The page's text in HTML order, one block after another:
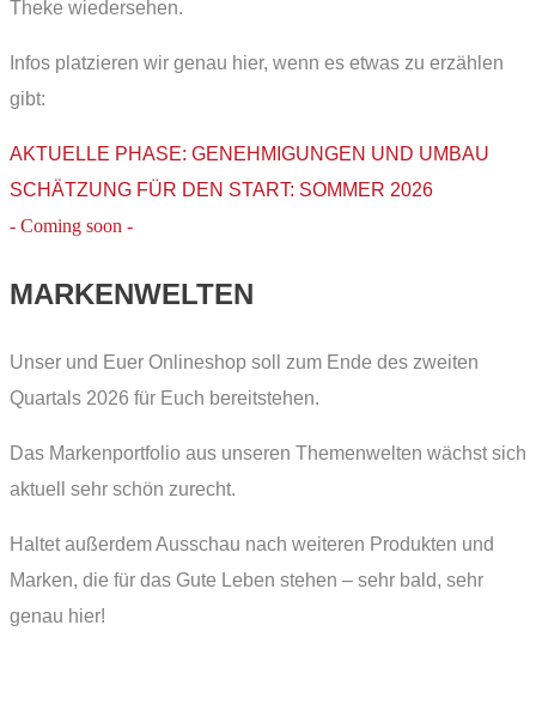
Theke wiedersehen.
Infos platzieren wir genau hier, wenn es etwas zu erzählen
gibt:
AKTUELLE PHASE: GENEHMIGUNGEN UND UMBAU
SCHÄTZUNG FÜR DEN START: SOMMER 2026
- Coming soon -
MARKENWELTEN
Unser und Euer Onlineshop soll zum Ende des zweiten
Quartals 2026 für Euch bereitstehen.
Das Markenportfolio aus unseren Themenwelten wächst sich
aktuell sehr schön zurecht.
Haltet außerdem Ausschau nach weiteren Produkten und
Marken, die für das Gute Leben stehen – sehr bald, sehr
genau hier!